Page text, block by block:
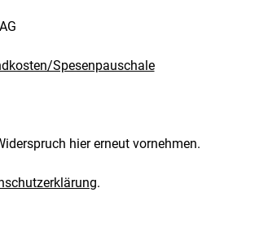
Spesenpauschale
hier erneut vornehmen.
.